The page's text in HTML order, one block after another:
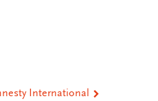
International